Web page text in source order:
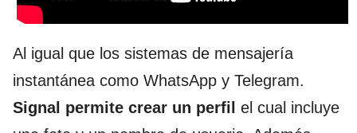
Al igual que los sistemas de mensajería
instantánea como WhatsApp y Telegram.
Signal permite crear un perfil el cual incluye